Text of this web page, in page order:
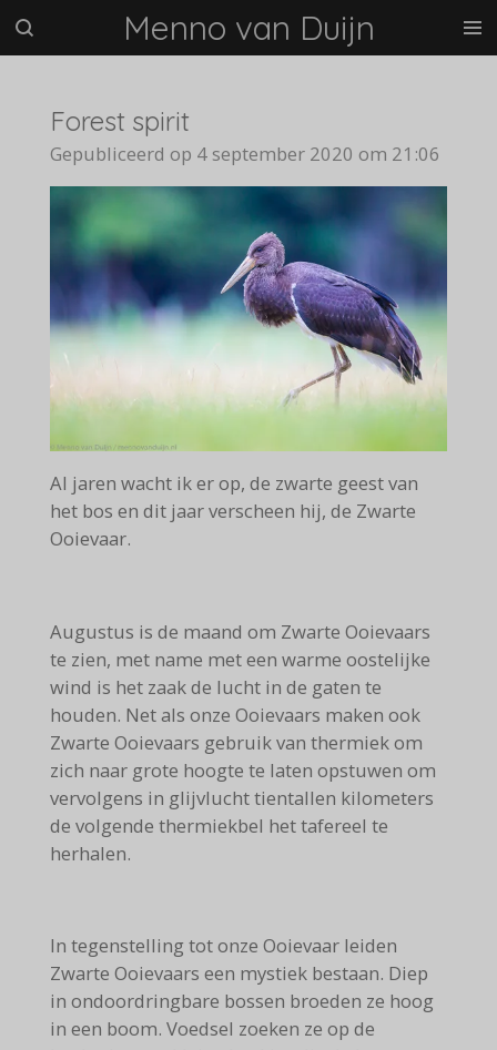
Ga
direct
hoofdinhoud
Menno van Duijn
Forest spirit
Gepubliceerd op 4 september 2020 om 21:06
Al jaren wacht ik er op, de zwarte geest van
het bos en dit jaar verscheen hij, de Zwarte
Ooievaar.
Augustus is de maand om Zwarte Ooievaars
te zien, met name met een warme oostelijke
wind is het zaak de lucht in de gaten te
houden. Net als onze Ooievaars maken ook
Zwarte Ooievaars gebruik van thermiek om
zich naar grote hoogte te laten opstuwen om
vervolgens in glijvlucht tientallen kilometers
de volgende thermiekbel het tafereel te
herhalen.
In tegenstelling tot onze Ooievaar leiden
Zwarte Ooievaars een mystiek bestaan. Diep
in ondoordringbare bossen broeden ze hoog
in een boom. Voedsel zoeken ze op de